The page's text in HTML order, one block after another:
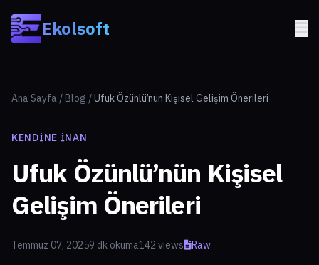
Ekolsoft
Ana Sayfa / Blog /Ufuk Özünlü’nün Kişisel Gelişim Önerileri
KENDINE İNAN
Ufuk Özünlü’nün Kişisel
Gelişim Önerileri
Temmuz 07, 20259 dk okuma142 views Raw